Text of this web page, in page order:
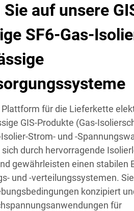
auf unsere
SF6-Gas-
für die Lieferkette
GIS-Produkte (Gas-
Strom- und -
durch hervorragende
gewährleisten einen stabilen
und -verteilungssystemen.
konzipiert
für